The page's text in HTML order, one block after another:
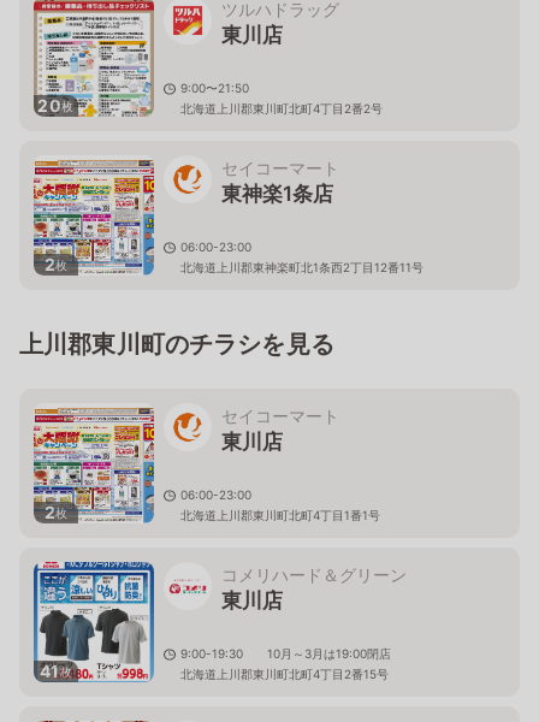
20枚
ツルハドラッグ
東川店
9:00〜21:50
北海道上川郡東川町北町4丁目2番2号
2枚
セイコーマート
東神楽1条店
06:00-23:00
北海道上川郡東神楽町北1条西2丁目12番11号
上川郡東川町のチラシを見る
2枚
セイコーマート
東川店
06:00-23:00
北海道上川郡東川町北町4丁目1番1号
41枚
コメリハード＆グリーン
東川店
9:00-19:30 10月～3月は19:00閉店
北海道上川郡東川町北町4丁目2番15号